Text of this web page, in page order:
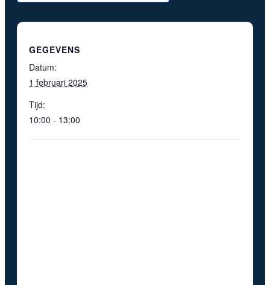
GEGEVENS
Datum:
1 februari 2025
Tijd:
10:00 - 13:00